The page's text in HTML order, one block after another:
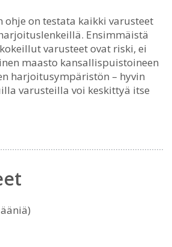
ohje on testata kaikki varusteet
Ensimmäistä
varusteet ovat riski, ei
maasto kansallispuistoineen
harjoitusympäristön – hyvin
varusteilla voi keskittyä itse